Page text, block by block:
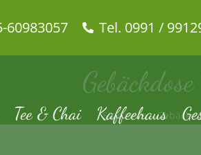
60983057 Tel. 0991 /
Tee & Chai Kaffeehaus
Startseite